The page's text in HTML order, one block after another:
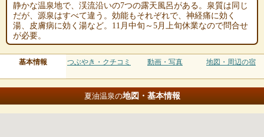
静かな温泉地で、渓流沿いの7つの露天風呂がある。泉質は同じ
だが、源泉はすべて違う。効能もそれぞれで、神経痛に効く
湯、皮膚病に効く湯など。11月中旬～5月上旬休業なので問合せ
が必要。
基本情報 つぶやき・クチコミ 動画・写真 地図・周辺の宿
夏油温泉の地図・基本情報